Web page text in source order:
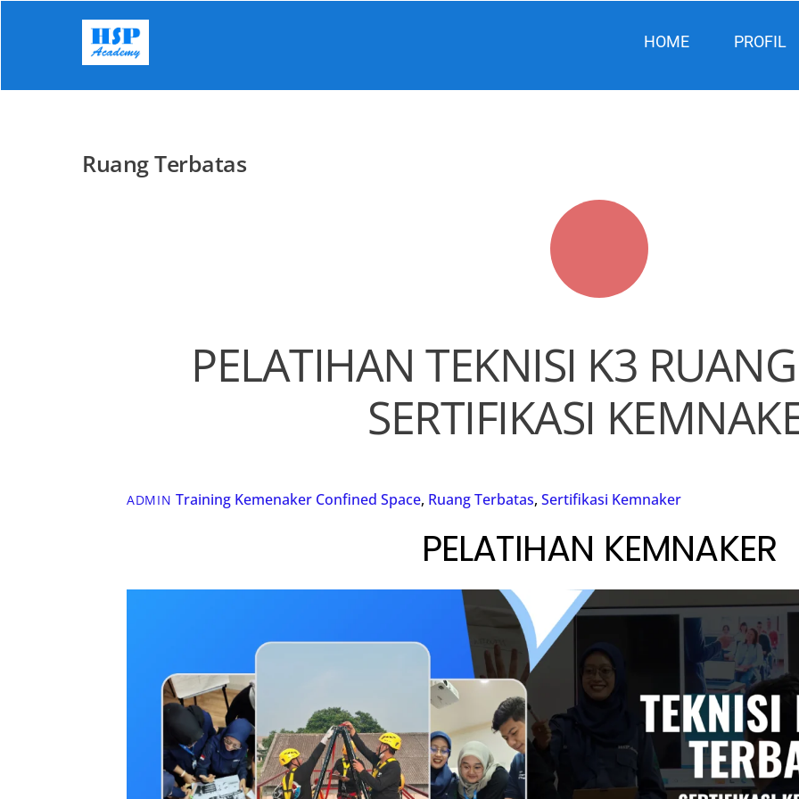
HOME PROFIL
Ruang Terbatas
PELATIHAN TEKNISI K3
SERTIFIKASI
ADMIN Training Kemenaker Confined Space, Ruang Terbatas, Sertifikasi Kemnaker
PELATIHAN KEMNAKER